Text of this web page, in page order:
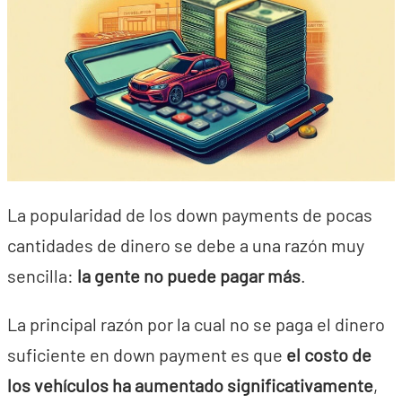
La popularidad de los down payments de pocas
cantidades de dinero se debe a una razón muy
sencilla: la gente no puede pagar más.
La principal razón por la cual no se paga el dinero
suficiente en down payment es que el costo de
los vehículos ha aumentado significativamente,